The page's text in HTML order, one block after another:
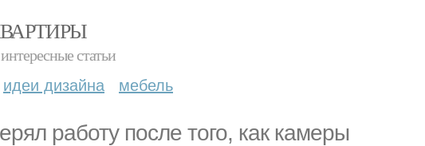
статьи
идеи дизайна мебель
работу после того, как камеры